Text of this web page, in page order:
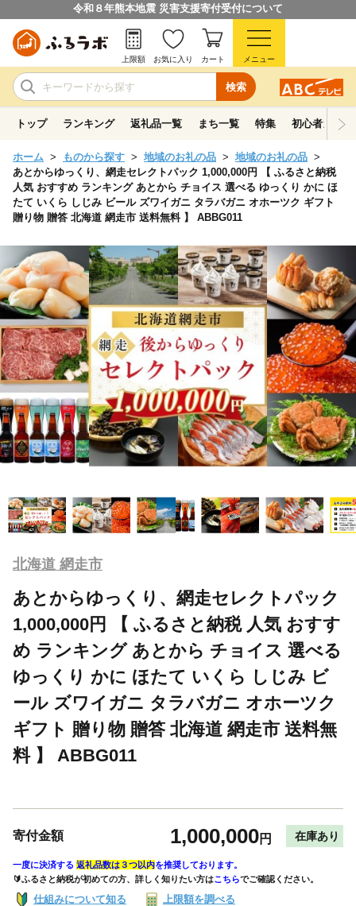
令和８年熊本地震 災害支援寄付受付について
検索
上限額 お気に入り カート メニュー
トップ ランキング 返礼品一覧 まち一覧 特集 初心者ガイド
ホーム ものから探す 地域のお礼の品
地域のお礼の品
あとからゆっくり、網走セレクトパック 1,000,000円 【 ふるさと納税
人気 おすすめ ランキング あとから チョイス 選べる ゆっくり かに ほ
たて いくら しじみ ビール ズワイガニ タラバガニ オホーツク ギフト
贈り物 贈答 北海道 網走市 送料無料 】 ABBG011
北海道 網走市
あとからゆっくり、網走セレクトパック
1,000,000円 【 ふるさと納税 人気 おすす
め ランキング あとから チョイス 選べる
ゆっくり かに ほたて いくら しじみ ビ
ール ズワイガニ タラバガニ オホーツク
ギフト 贈り物 贈答 北海道 網走市 送料無
料 】 ABBG011
寄付金額 1,000,000円 在庫あり
一度に決済する 返礼品数は３つ以内を推奨しております。
🔰ふるさと納税が初めての方、詳しく知りたい方はこちらでご確認ください。
仕組みについて知る 上限額を調べる